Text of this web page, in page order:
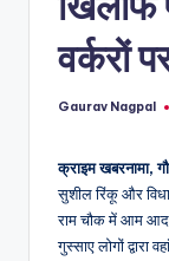
m
वर्करों
Posted
Gaurav Nagpal
क्राइम खबरनामा,
सुशील रिंकू और
राम चौक में आम
गुस्साए लोगों द्वारा